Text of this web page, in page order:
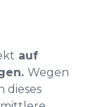
auf
Wegen
dieses